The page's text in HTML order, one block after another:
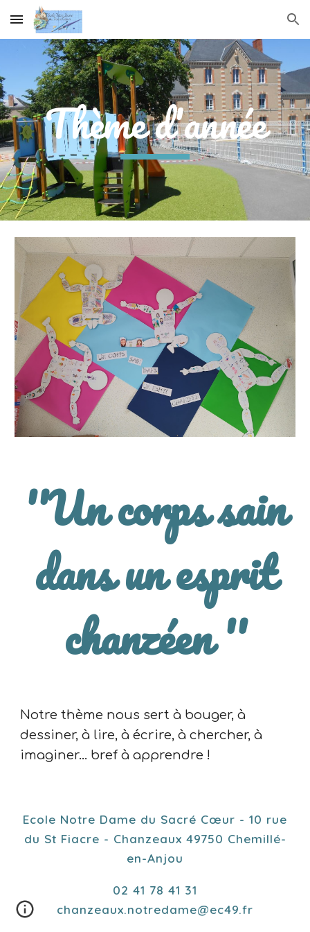
Skip to main content Skip to navigation
Thème d'année
''Un corps sain
dans un esprit
chanzéen ''
Notre thème nous sertà bouger, à
dessiner, à lire, à écrire, à chercher, à
imaginer... bref à apprendre !
Ecole Notre Dame du Sacré Cœur - 10 rue
du St Fiacre - Chanzeaux 49750 Chemillé-
en-Anjou
02 41 78 41 31
chanzeaux.notredame@ec49.fr